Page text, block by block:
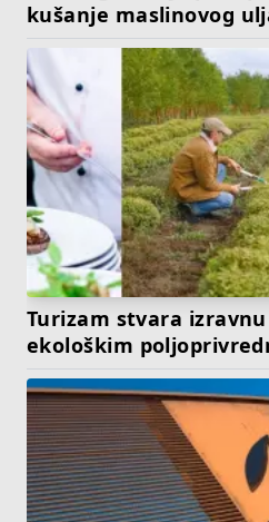
kušanje maslinovog
Turizam stvara
ekološkim